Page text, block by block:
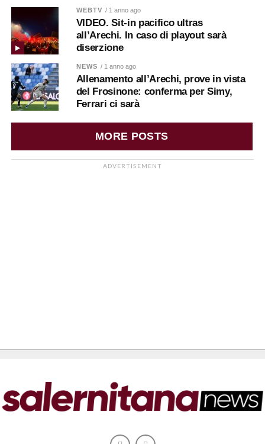
WEBTV / 1 anno ago
VIDEO. Sit-in pacifico ultras
all’Arechi. In caso di playout sarà
diserzione
NEWS / 1 anno ago
Allenamento all’Arechi, prove in vista
del Frosinone: conferma per Simy,
Ferrari ci sarà
MORE POSTS
ADVERTISEMENT